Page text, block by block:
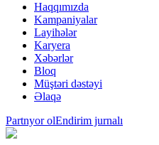
Haqqımızda
Kampaniyalar
Layihələr
Karyera
Xəbərlər
Bloq
Müştəri dəstəyi
Əlaqə
Partnyor olEndirim jurnalı